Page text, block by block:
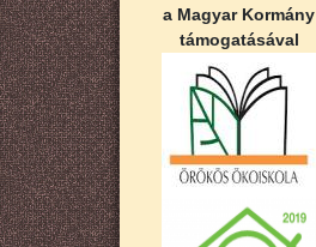
a Magyar Kormány
támogatásával